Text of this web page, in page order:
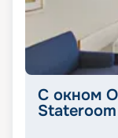
С окном
Stateroom